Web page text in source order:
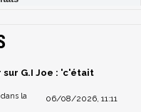
sur G.I Joe : 'c'était
06/08/2026, 11:11
la